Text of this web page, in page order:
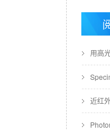
用高
近红